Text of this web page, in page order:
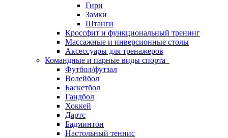
Гири
Замки
Штанги
Кроссфит и функциональный тренинг
Массажные и инверсионные столы
Аксессуары для тренажеров
Командные и парные виды спорта
Футбол/футзал
Волейбол
Баскетбол
Гандбол
Хоккей
Дартс
Бадминтон
Настольный теннис